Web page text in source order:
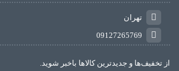
تهران
09127265769
از تخفیف‌ها و جدیدترین‌ کالاها باخبر شوید.